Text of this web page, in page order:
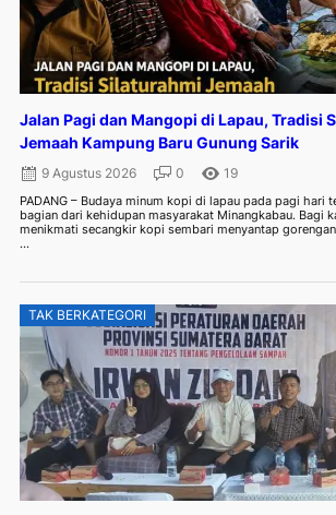
Jalan Pagi dan Mangopi di Lapau, Tradisi
Jemaah Kampung Baru Gunung Sarik
9 Agustus 2026 0 19
PADANG – Budaya minum kopi di lapau pada pagi hari
bagian dari kehidupan masyarakat Minangkabau. Bagi
menikmati secangkir kopi sembari menyantap
...
TAK BERKATEGORI